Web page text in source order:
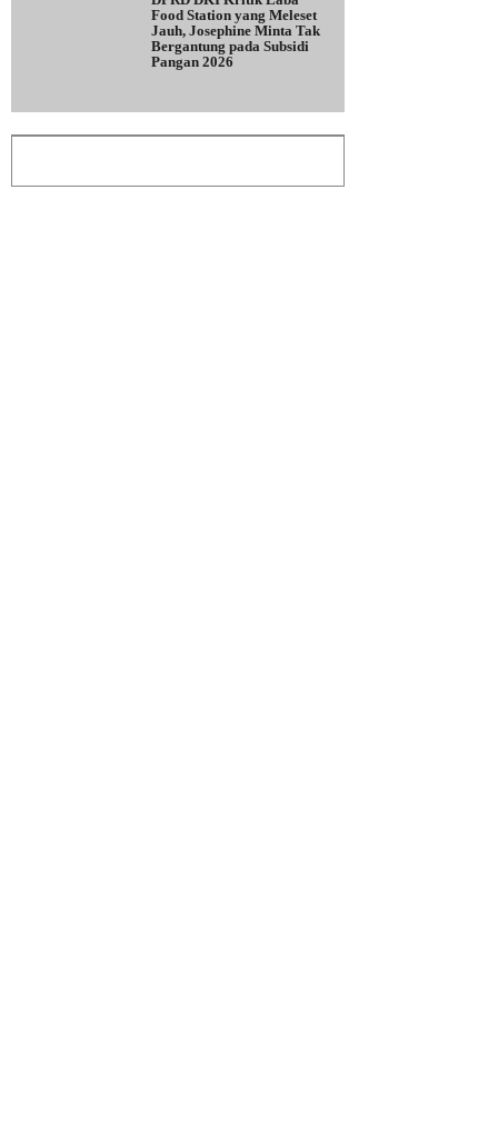
Food Station yang Meleset
Jauh, Josephine Minta Tak
Bergantung pada Subsidi
Pangan 2026